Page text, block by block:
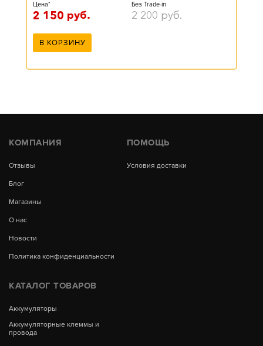
Цена*
2 150 руб.
Без Trade-in
2 200 руб.
В КОРЗИНУ
КОМПАНИЯ
Отзывы
Блог
Магазины
О нас
Новости
Политика конфиденциальности
ПОМОЩЬ
Условия доставки
КАТАЛОГ ТОВАРОВ
Аккумуляторы
Аккумуляторные клеммы и
провода